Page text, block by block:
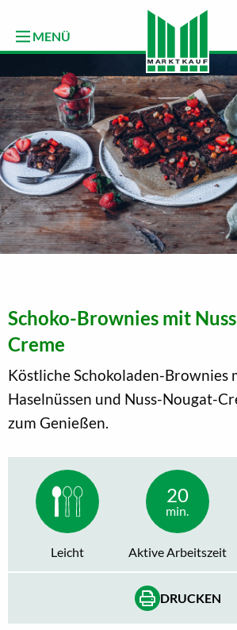
MENÜ
Schoko-Brownies mit
Creme
Köstliche Schokoladen-Brownies
Haselnüssen und Nuss-Nougat-
zum Genießen.
Leicht
20
min.
Aktive Arbeitszeit
DRUCKEN